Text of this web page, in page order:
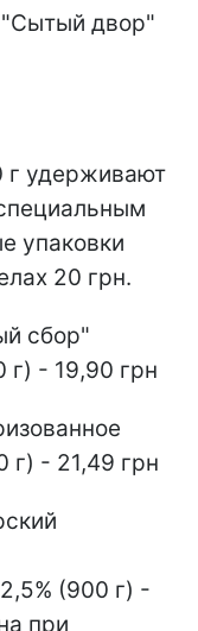
двор"
удерживают
упаковки
20 грн.
сбор"
г) - 19,90 грн
- 21,49 грн
(900 г) -
при